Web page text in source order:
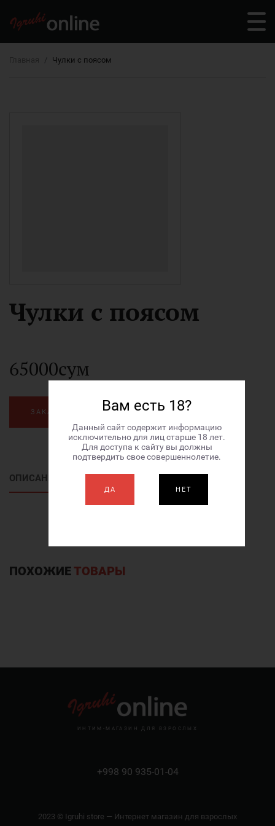
Чулки с поясом
Чулки с поясом
65000сум
ЗАКАЗАТЬ
ОПИСАНИЕ ТОВАРА
ПОХОЖИЕТОВАРЫ
ИНТИМ-МАГАЗИН ДЛЯ ВЗРОСЛЫХ
+998 90 935-01-04
2023 © Igruhi store — Интернет магазин для взрослых
Вам есть 18?
Данный сайт содержит информацию
исключительно для лиц старше 18 лет.
Для доступа к сайту вы должны
подтвердить свое совершеннолетие.
ДА НЕТ